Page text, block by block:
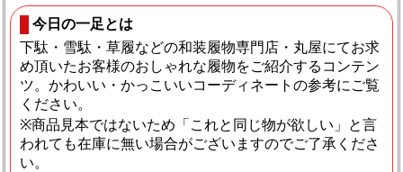
今日の一足とは
下駄・雪駄・草履などの和装履物専門店・丸屋にてお求
め頂いたお客様のおしゃれな履物をご紹介するコンテン
ツ。かわいい・かっこいいコーディネートの参考にご覧
ください。
※商品見本ではないため「これと同じ物が欲しい」と言
われても在庫に無い場合がございますのでご了承くださ
い。